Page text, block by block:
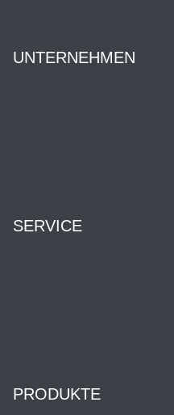
UNTERNEHMEN
SERVICE
PRODUKTE